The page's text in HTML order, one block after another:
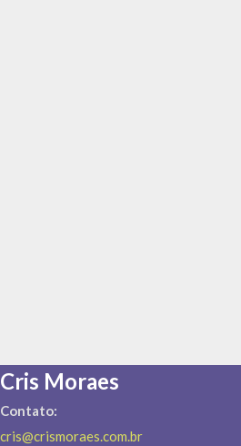
Cris Moraes
Contato:
cris@crismoraes.com.br